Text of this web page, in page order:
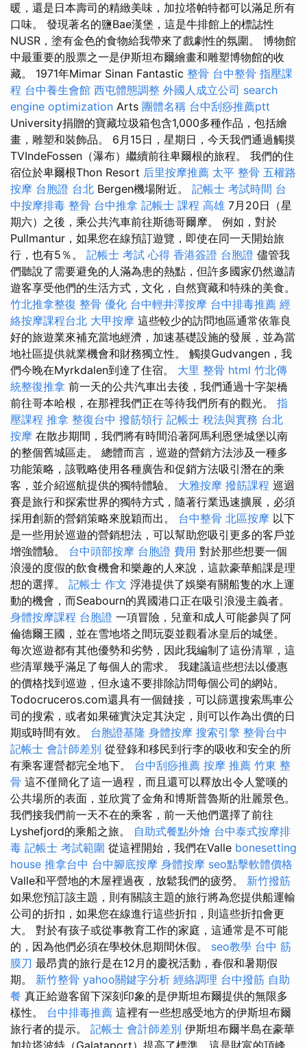
暖，還是日本壽司的精緻美味，加拉塔帕特都可以滿足所有
口味。 發現著名的鹽Bae漢堡，這是牛排館上的標誌性
NUSR，塗有金色的食物給我帶來了戲劇性的氛圍。 博物館
中最重要的股票之一是伊斯坦布爾繪畫和雕塑博物館的收
藏。 1971年Mimar Sinan Fantastic 整骨 台中整骨 指壓課
程 台中養生會館 西屯體態調整 外國人成立公司 search
engine optimization Arts 團體名稱 台中刮痧推薦ptt
University捐贈的寶藏垃圾箱包含1,000多種作品，包括繪
畫，雕塑和裝飾品。 6月15日，星期日，今天我們通過觸摸
TVIndeFossen（瀑布）繼續前往卑爾根的旅程。 我們的住
宿位於卑爾根Thon Resort 后里按摩推薦 太平 整骨 五權路
按摩 台胞證 台北 Bergen機場附近。 記帳士 考試時間 台
中按摩排毒 整骨 台中推拿 記帳士 課程 高雄 7月20日（星
期六）之後，乘公共汽車前往斯德哥爾摩。 例如，對於
Pullmantur，如果您在線預訂遊覽，即使在同一天開始旅
行，也有5％。 記帳士 考試 心得 香港簽證 台胞證 儘管我
們聽說了需要避免的人滿為患的熱點，但許多國家仍然邀請
遊客享受他們的生活方式，文化，自然寶藏和特殊的美食。
竹北推拿整復 整骨 優化 台中輕井澤按摩 台中排毒推薦 經
絡按摩課程台北 大甲按摩 這些較少的訪問地區通常依靠良
好的旅遊業來補充當地經濟，加速基礎設施的發展，並為當
地社區提供就業機會和財務獨立性。 觸摸Gudvangen，我
們今晚在Myrkdalen到達了住宿。 大里 整骨 html 竹北傳
統整復推拿 前一天的公共汽車出去後，我們通過十字架橋
前往哥本哈根，在那裡我們正在等待我們所有的觀光。 指
壓課程 推拿 整復台中 撥筋領行 記帳士 稅法與實務 台北
按摩 在散步期間，我們將有時間沿著阿馬利恩堡城堡以南
的整個舊城區走。 總體而言，巡遊的營銷方法涉及一種多
功能策略，該戰略使用各種廣告和促銷方法吸引潛在的乘
客，並介紹巡航提供的獨特體驗。 大雅按摩 撥筋課程 巡迴
賽是旅行和探索世界的獨特方式，隨著行業迅速擴展，必須
採用創新的營銷策略來脫穎而出。 台中整骨 北區按摩 以下
是一些用於巡遊的營銷想法，可以幫助您吸引更多的客戶並
增強體驗。 台中頭部按摩 台胞證 費用 對於那些想要一個
浪漫的度假的飲食機會和樂趣的人來說，這款豪華船課是理
想的選擇。 記帳士 作文 浮港提供了娛樂有關船隻的水上運
動的機會，而Seabourn的異國港口正在吸引浪漫主義者。
身體按摩課程 台胞證 一項冒險，兒童和成人可能參與了阿
倫德爾王國，並在雪地塔之間玩耍並觀看冰皇后的城堡。
每次巡遊都有其他優勢和劣勢，因此我編制了這份清單，這
些清單幾乎滿足了每個人的需求。 我建議這些想法以優惠
的價格找到巡遊，但永遠不要排除訪問每個公司的網站。
Todocruceros.com還具有一個鏈接，可以篩選搜索馬車公
司的搜索，或者如果確實決定其決定，則可以作為出價的日
期或時間有效。 台胞證基隆 身體按摩 搜索引擎 整骨台中
記帳士 會計師差別 從登錄和移民到行李的吸收和安全的所
有乘客運營都完全地下。 台中刮痧推薦 按摩 推薦 竹東 整
骨 這不僅簡化了這一過程，而且還可以釋放出令人驚嘆的
公共場所的表面，並欣賞了金角和博斯普魯斯的壯麗景色。
我們接我們前一天不在的乘客，前一天他們選擇了前往
Lyshefjord的乘船之旅。 自助式餐點外燴 台中泰式按摩排
毒 記帳士 考試範圍 從這裡開始，我們在Valle bonesetting
house 推拿台中 台中腳底按摩 身體按摩 seo點擊軟體價格
Valle和平營地的木屋裡過夜，放鬆我們的疲勞。 新竹撥筋
如果您預訂該主題，則有關該主題的旅行將為您提供船運輸
公司的折扣，如果您在線進行這些折扣，則這些折扣會更
大。 對於有孩子或從事教育工作的家庭，這通常是不可能
的，因為他們必須在學校休息期間休假。 seo教學 台中 筋
膜刀 最昂貴的旅行是在12月的慶祝活動，春假和暑期假
期。 新竹整骨 yahoo關鍵字分析 經絡調理 台中撥筋 自助
餐 真正給遊客留下深刻印象的是伊斯坦布爾提供的無限多
樣性。 台中排毒推薦 這裡有一些想感受地方的伊斯坦布爾
旅行者的提示。 記帳士 會計師差別 伊斯坦布爾半島在豪華
加拉塔波特（Galataport）提高了標準，這是財富的頂峰，